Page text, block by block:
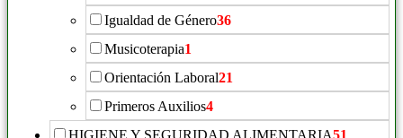
Igualdad de Género36
Musicoterapia1
Orientación Laboral21
Primeros Auxilios4
HIGIENE Y SEGURIDAD ALIMENTARIA51